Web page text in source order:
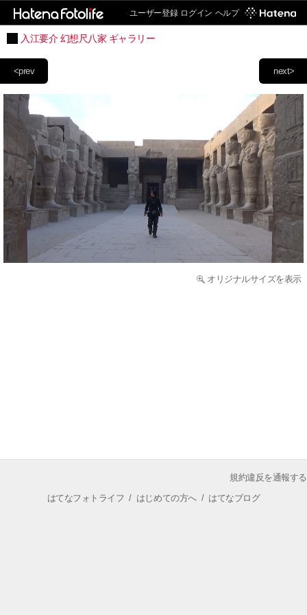
ユーザー登録 ログイン ヘルプ
入江要介 幻想尺八家 ギャラリー
next>
<prev
オリジナルサイズを表示
規約違反を通報する
はてなフォトライフ / はじめての方へ/ はてなブログ